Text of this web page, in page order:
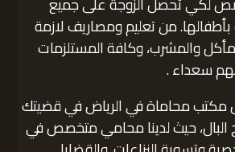
من تعليم ومصاريف لازمة
والمشرب، وكافة المستلزمات
سعداء .
مكتب محاماة في الرياض في قضيتك
البال، حيث لدينا محامي متخصص في